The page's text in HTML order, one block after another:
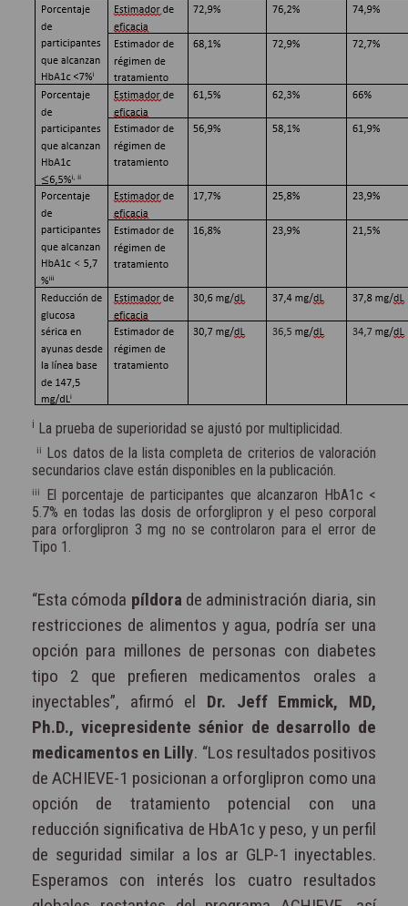
i La prueba de superioridad se ajustó por multiplicidad.
ⁱⁱ Los datos de la lista completa de criterios de valoración
secundarios clave están disponibles en la publicación.
ⁱⁱⁱ El porcentaje de participantes que alcanzaron HbA1c <
5.7% en todas las dosis de orforglipron y el peso corporal
para orforglipron 3 mg no se controlaron para el error de
Tipo 1.
“Esta cómoda píldorade administración diaria, sin
restricciones de alimentos y agua, podría ser una
opción para millones de personas con diabetes
tipo 2 que prefieren medicamentos orales a
inyectables”, afirmó el Dr. Jeff Emmick, MD,
Ph.D., vicepresidente sénior de desarrollo de
medicamentos en Lilly. “Los resultados positivos
de ACHIEVE-1 posicionan a orforglipron como una
opción de tratamiento potencial con una
reducción significativa de HbA1c y peso, y un perfil
de seguridad similar a los ar GLP-1 inyectables.
Esperamos con interés los cuatro resultados